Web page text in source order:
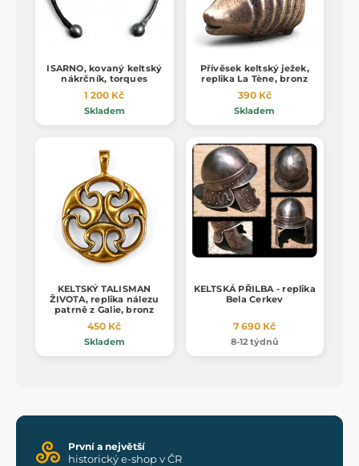
ISARNO, kovaný keltský
nákrčník, torques
1 200 Kč
Skladem
Přívěsek keltský ježek,
replika La Tène, bronz
390 Kč
Skladem
KELTSKÝ TALISMAN
ŽIVOTA, replika nálezu
patrně z Galie, bronz
450 Kč
Skladem
KELTSKÁ PŘILBA - replika
Bela Cerkev
7 690 Kč
8-12 týdnů
První a největší
historický e-shop v ČR